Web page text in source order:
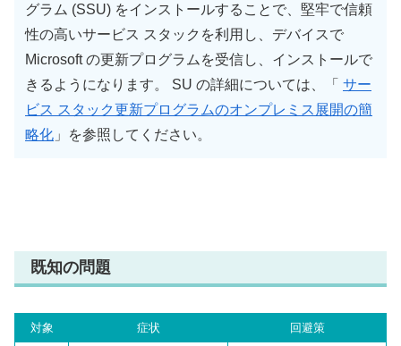
グラム (SSU) をインストールすることで、堅牢で信頼
性の高いサービス スタックを利用し、デバイスで
Microsoft の更新プログラムを受信し、インストールで
きるようになります。 SU の詳細については、「 サー
ビス スタック更新プログラムのオンプレミス展開の簡
略化 」を参照してください。
既知の問題
対象 症状 回避策